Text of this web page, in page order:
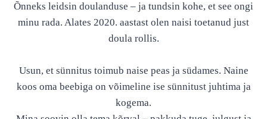
Õnneks leidsin doulanduse – ja tundsin kohe, et see ongi
minu rada. Alates 2020. aastast olen naisi toetanud just
doula rollis.
Usun, et sünnitus toimub naise peas ja südames. Naine
koos oma beebiga on võimeline ise sünnitust juhtima ja
kogema.